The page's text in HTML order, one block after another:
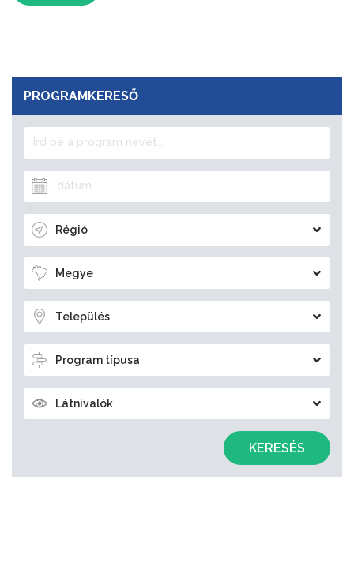
PROGRAMKERESŐ
Régió
Megye
Település
Program típusa
Látnivalók
KERESÉS